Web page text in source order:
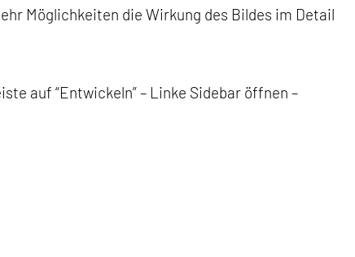
Möglichkeiten die Wirkung des Bildes im Detail
auf “Entwickeln” – Linke Sidebar öffnen –